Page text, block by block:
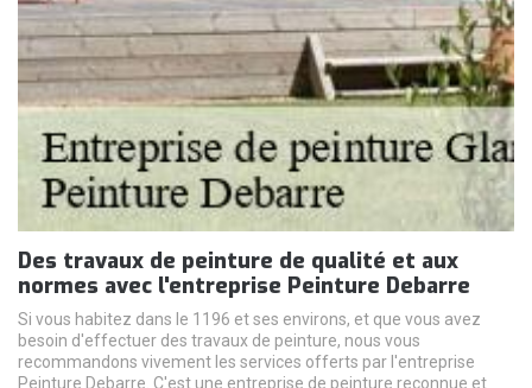
Des travaux de peinture de qualité et aux
normes avec l'entreprise Peinture Debarre
Si vous habitez dans le 1196 et ses environs, et que vous avez
besoin d'effectuer des travaux de peinture, nous vous
recommandons vivement les services offerts par l'entreprise
Peinture Debarre. C'est une entreprise de peinture reconnue et